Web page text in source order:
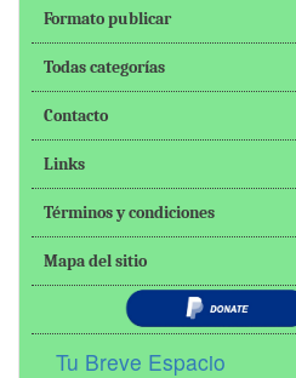
Formato publicar
Todas categorías
Contacto
Links
Términos y condiciones
Mapa del sitio
Tu Breve Espacio